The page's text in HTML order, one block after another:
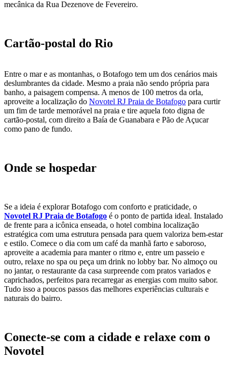
mecânica da Rua Dezenove de Fevereiro.
Cartão-postal do Rio
Entre o mar e as montanhas, o Botafogo tem um dos cenários mais
deslumbrantes da cidade. Mesmo a praia não sendo própria para
banho, a paisagem compensa. A menos de 100 metros da orla,
aproveite a localização do Novotel RJ Praia de Botafogo para curtir
um fim de tarde memorável na praia e tire aquela foto digna de
cartão-postal, com direito a Baía de Guanabara e Pão de Açucar
como pano de fundo.
Onde se hospedar
Se a ideia é explorar Botafogo com conforto e praticidade, o
Novotel RJ Praia de Botafogo é o ponto de partida ideal. Instalado
de frente para a icônica enseada, o hotel combina localização
estratégica com uma estrutura pensada para quem valoriza bem-estar
e estilo. Comece o dia com um café da manhã farto e saboroso,
aproveite a academia para manter o ritmo e, entre um passeio e
outro, relaxe no spa ou peça um drink no lobby bar. No almoço ou
no jantar, o restaurante da casa surpreende com pratos variados e
caprichados, perfeitos para recarregar as energias com muito sabor.
Tudo isso a poucos passos das melhores experiências culturais e
naturais do bairro.
Conecte-se com a cidade e relaxe com o
Novotel